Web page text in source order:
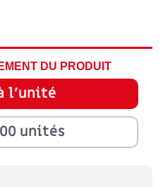
DU PRODUIT
l'unité
unités